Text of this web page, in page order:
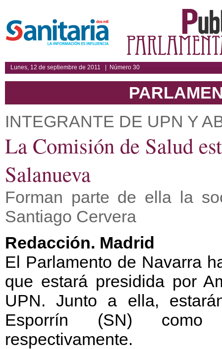
Lunes, 12 de septiembre de 2011 | Número 30
INTEGRANTE DE UPN Y
La Comisión de Salud
Salanueva
Forman parte de ella la
Santiago Cervera
Redacción. Madrid
El Parlamento de Navarra
que estará presidida por
UPN. Junto a ella,
Esporrín (SN) como
respectivamente.